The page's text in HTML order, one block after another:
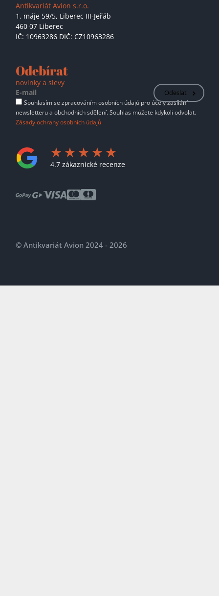
Antikvariát Avion s.r.o.
1. máje 59/5, Liberec III-Jeřáb
460 07 Liberec
IČ: 10963286 DIČ: CZ10963286
Odebírat
novinky a slevy
Odeslat
Souhlasím se zpracováním osobních údajů pro účely zasílání
newsletteru a obchodních sdělení. Souhlas můžete kdykoli odvolat.
Zásady ochrany osobních údajů
4.7 zákaznické recenze
© Antikvariát Avion 2024 - 2026